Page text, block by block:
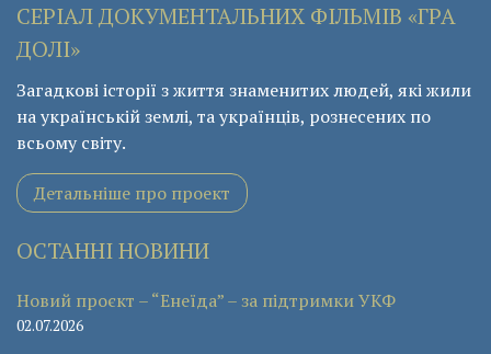
СЕРІАЛ ДОКУМЕНТАЛЬНИХ ФІЛЬМІВ «ГРА
ДОЛІ»
Загадкові історії з життя знаменитих людей, які жили
на українській землі, та українців, рознесених по
всьому світу.
Детальніше про проект
ОСТАННІ НОВИНИ
Новий проєкт – “Енеїда” – за підтримки УКФ
02.07.2026